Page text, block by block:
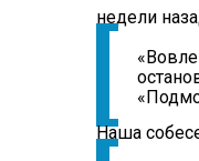
недели
Наша